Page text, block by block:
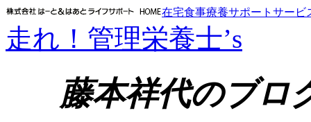
在宅食事療養サポートサービ
走れ！管理栄養士’s
藤本祥代のブロ